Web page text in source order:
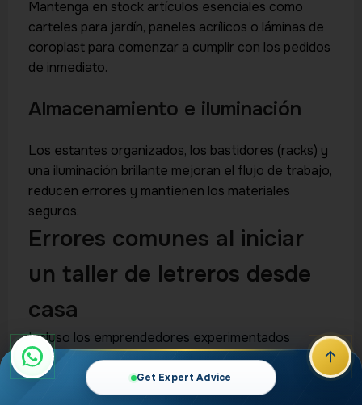
Mantenga en stock artículos esenciales como
carteles para jardín, paneles acrílicos o láminas de
coroplast para comenzar a cumplir con los pedidos
de inmediato.
Almacenamiento e iluminación
Los estantes organizados, los bastidores (racks) y
una iluminación brillante mejoran el flujo de trabajo,
reducen errores y mantienen los materiales
seguros.
Errores comunes al iniciar
un taller de letreros desde
casa
Incluso los emprendedores experimentados
pueden tropezar al iniciar un negocio de letreros
desde casa. Comprender los errores comunes le
ayuda a evitar la pérdida de tiempo, dinero y
Get Expert Advice